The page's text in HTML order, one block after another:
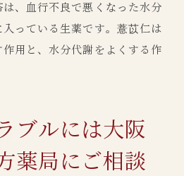
、血行不良で悪くなった水分
っている生薬です。薏苡仁は
用と、水分代謝をよくする作
ブルには大阪
薬局にご相談